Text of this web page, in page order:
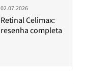
02.07.2026
Retinal Celimax:
resenha completa